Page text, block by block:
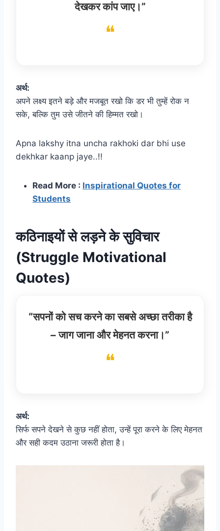
देखकर कांप जाए।”
अर्थ:
अपने लक्ष्य इतने बड़े और मजबूत रखो कि डर भी तुम्हें रोक न
सके, बल्कि तुम उसे जीतने की हिम्मत रखो।
Apna lakshy itna uncha rakhoki dar bhi use
dekhkar kaanp jaye..!!
Read More : Inspirational Quotes for
Students
कठिनाइयों से लड़ने के सुविचार
(Struggle Motivational
Quotes)
“सपनों को सच करने का सबसे अच्छा तरीका है
– जाग जाना और मेहनत करना।”
अर्थ:
सिर्फ सपने देखने से कुछ नहीं होता, उन्हें पूरा करने के लिए मेहनत
और सही कदम उठाना जरूरी होता है।